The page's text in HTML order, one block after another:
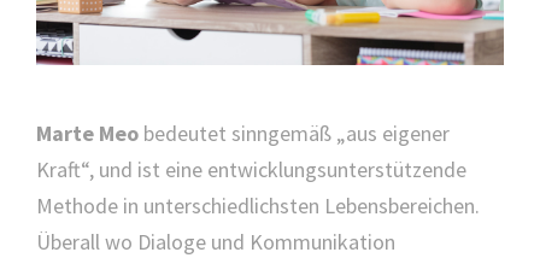
Marte Meo bedeutet sinngemäß „aus eigener
Kraft“, und ist eine entwicklungsunterstützende
Methode in unterschiedlichsten Lebensbereichen.
Überall wo Dialoge und Kommunikation